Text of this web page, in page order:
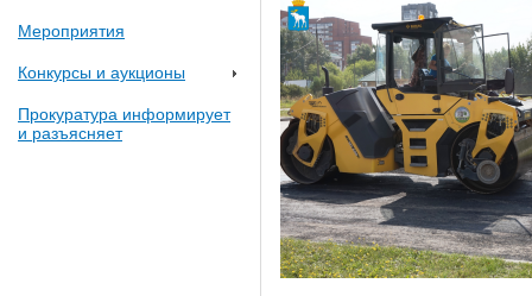
Мероприятия
Конкурсы и аукционы
Прокуратура информирует
и разъясняет